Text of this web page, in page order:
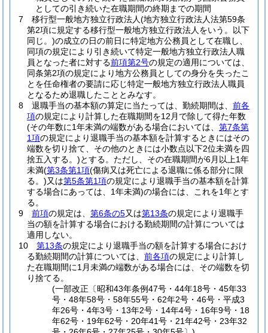
としての引き続いた在職期間の終期までの期間
7
移行型一般地方独立行政法人(地方独立行政法人法第59条
第2項に規定する移行型一般地方独立行政法人をいう。以下
同じ。)の成立の日の前日に特定地方公務員として在職し、
同項の規定により引き続いて特定一般地方独立行政法人職
員となった者に対する前項第2号の規定の適用については、
同条第2項の規定により地方公務員としての身分を失ったこ
とを任命権者の要請に応じ特定一般地方独立行政法人職員
となるため退職したこととみなす。
8
退職手当の基本額の算定に当たっては、勤続期間は、 前各
項の規定により計算した在職期間を12月で除して得た年数
(その年数に1年未満の端数がある場合においては、 第7条第
1項の規定により退職手当の基本額を計算するときにはその
端数を切り捨て、その他のときには小数点以下2位未満を四
捨五入する。)とする。 ただし、その在職期間が6月以上1年
未満(第3条第1項(傷病又は死亡による退職に係る部分に限
る。)又は第5条第1項の規定により退職手当の基本額を計算
する場合にあっては、1年未満)の場合には、これを1年とす
る。
9
前項の規定は、 第6条の5又は第13条の規定により退職手
当の額を計算する場合における勤続期間の計算については
適用しない。
10
第13条の規定により退職手当の額を計算する場合におけ
る勤続期間の計算については、 前各項の規定により計算し
た在職期間に1月未満の端数がある場合には、その端数を切
り捨てる。
(一部改正〔昭和43年条例47号・44年18号・45年33
号・48年58号・58年55号・62年2号・46号・平成3
年26号・4年3号・13年2号・14年4号・16年9号・18
年62号・19年62号・20年41号・21年42号・23年32